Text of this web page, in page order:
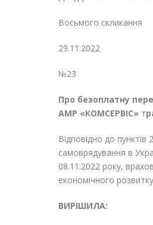
Восьмого скликання
29.11.2022
№23
Про безоплатну
АМР «КОМСЕРВІС» т
Відповідно до
самоврядування в
08.11.2022 року,
економічного
ВИРІШИЛА: